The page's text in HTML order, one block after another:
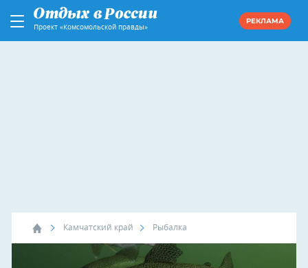
Проект «Комсомольской правды»
РЕКЛАМА
Камчатский край Рыбалка